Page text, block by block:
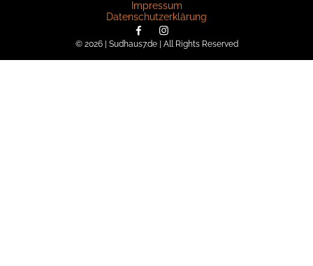
© 2026 | Sudhaus7.de | All Rights Reserved
Impressum
Datenschutzerklärung